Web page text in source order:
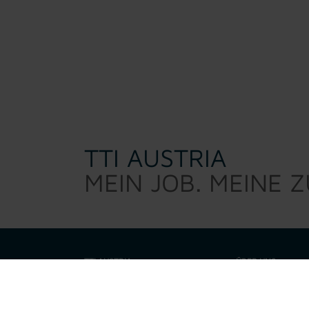
TTI AUSTRIA
MEIN JOB. MEINE
TTI AUSTRIA ÜBER UNS